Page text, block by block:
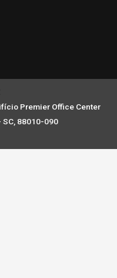
Premier Office Center
SC, 88010-090